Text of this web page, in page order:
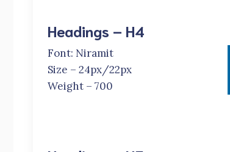
Headings – H4
Font: Niramit
Size – 24px/22px
Weight – 700